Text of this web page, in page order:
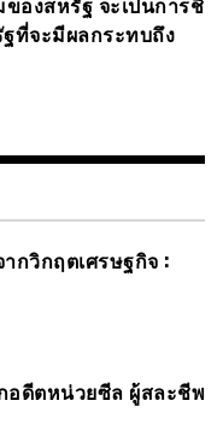
ที่จะมีผลกระทบถึง
กวิกฤตเศรษฐกิจ :
อดีตหน่วยซีล ผู้สละชีพ